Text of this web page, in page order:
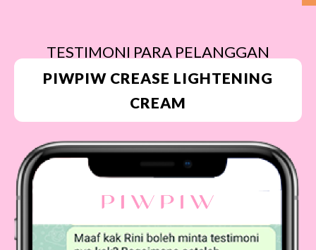
TESTIMONI PARA PELANGGAN
PIWPIW CREASE LIGHTENING
CREAM